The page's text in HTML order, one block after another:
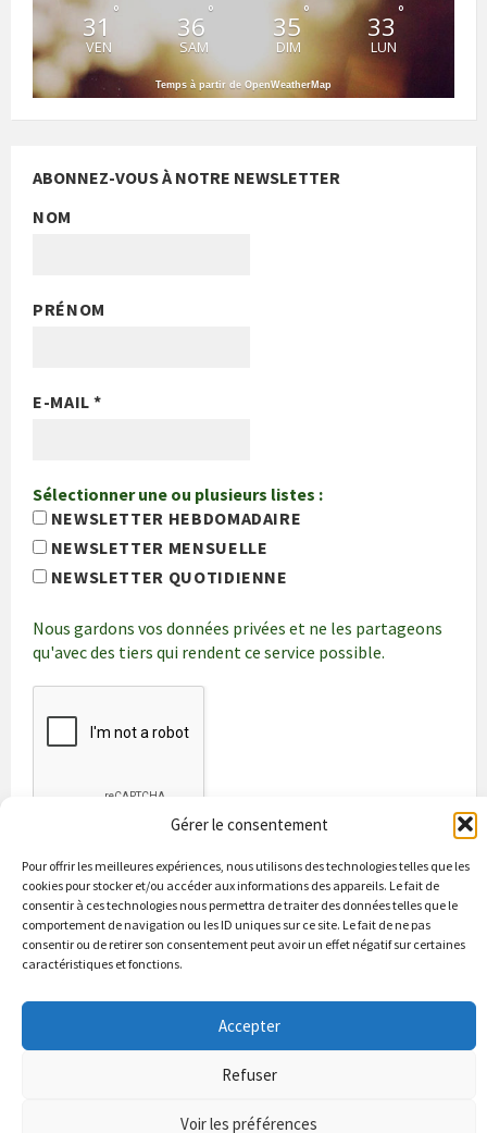
Gérer le consentement
Pour offrir les meilleures expériences, nous utilisons des technologies telles que les
cookies pour stocker et/ou accéder aux informations des appareils. Le fait de
consentir à ces technologies nous permettra de traiter des données telles que le
comportement de navigation ou les ID uniques sur ce site. Le fait de ne pas
consentir ou de retirer son consentement peut avoir un effet négatif sur certaines
caractéristiques et fonctions.
Accepter
Refuser
Voir les préférences
31 °
VEN
36 °
SAM
35°
DIM
33 °
LUN
Temps à partir de OpenWeatherMap
ABONNEZ-VOUS À NOTRE NEWSLETTER
NOM
PRÉNOM
E-MAIL*
Sélectionner une ou plusieurs listes :
NEWSLETTER HEBDOMADAIRE
NEWSLETTER MENSUELLE
NEWSLETTER QUOTIDIENNE
Nous gardons vos données privées et ne les partageons
qu'avec des tiers qui rendent ce service possible.
Bienvenue à Puycapel La municipalité
Actualités
Les bonnes adresses
Contacts & renseignements
Conformité à la loi RGPD
Puycapel.fr utilise des cookies pour améliorer les performance et